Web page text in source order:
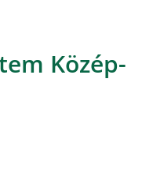
Közép-